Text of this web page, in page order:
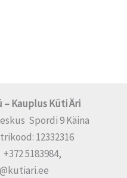
– Kauplus Küti Äri
Spordi 9 Käina
12332316
5183984,